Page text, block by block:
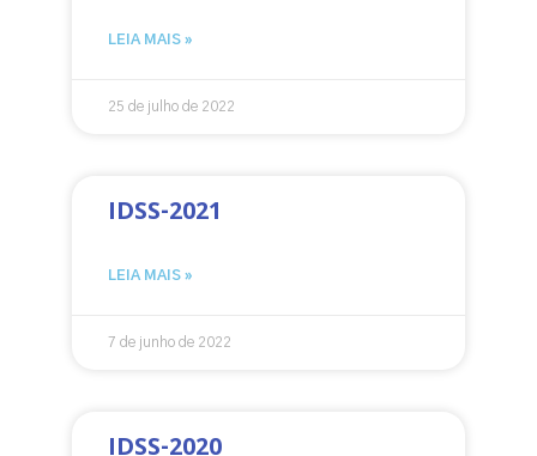
LEIA MAIS »
25 de julho de 2022
IDSS-2021
LEIA MAIS »
7 de junho de 2022